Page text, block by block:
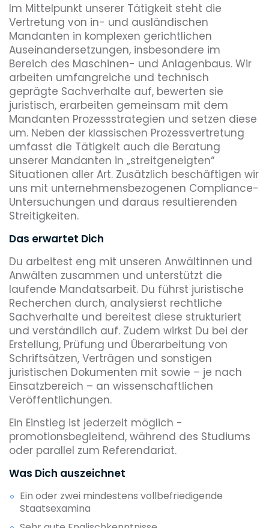
Im Mittelpunkt unserer Tätigkeit steht die
Vertretung von in- und ausländischen
Mandanten in komplexen gerichtlichen
Auseinandersetzungen, insbesondere im
Bereich des Maschinen- und Anlagenbaus. Wir
arbeiten umfangreiche und technisch
geprägte Sachverhalte auf, bewerten sie
juristisch, erarbeiten gemeinsam mit dem
Mandanten Prozessstrategien und setzen diese
um. Neben der klassischen Prozessvertretung
umfasst die Tätigkeit auch die Beratung
unserer Mandanten in „streitgeneigten“
Situationen aller Art. Zusätzlich beschäftigen wir
uns mit unternehmensbezogenen Compliance-
Untersuchungen und daraus resultierenden
Streitigkeiten.
Das erwartet Dich
Du arbeitest eng mit unseren Anwältinnen und
Anwälten zusammen und unterstützt die
laufende Mandatsarbeit. Du führst juristische
Recherchen durch, analysierst rechtliche
Sachverhalte und bereitest diese strukturiert
und verständlich auf. Zudem wirkst Du bei der
Erstellung, Prüfung und Überarbeitung von
Schriftsätzen, Verträgen und sonstigen
juristischen Dokumenten mit sowie – je nach
Einsatzbereich – an wissenschaftlichen
Veröffentlichungen.
Ein Einstieg ist jederzeit möglich -
promotionsbegleitend, während des Studiums
oder parallel zum Referendariat.
Was Dich auszeichnet
Ein oder zwei mindestens vollbefriedigende
Staatsexamina